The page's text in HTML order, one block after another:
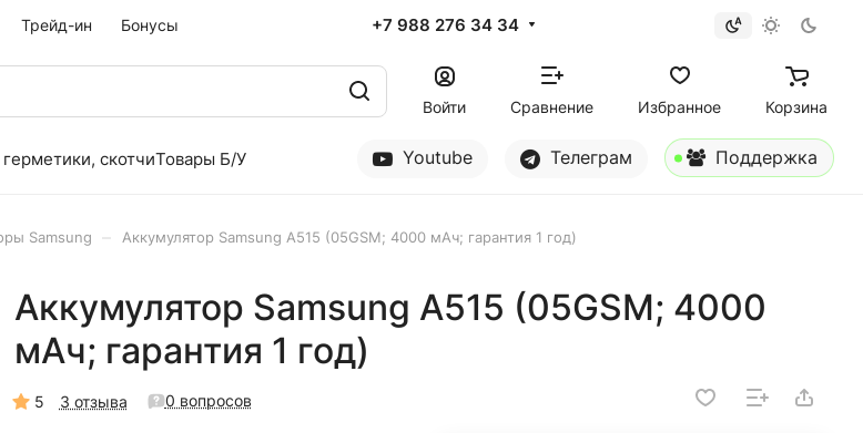
Трейд-ин Бонусы +7 988 276 34 34
Войти Сравнение Избранное Корзина
скотчиТовары Б/У Youtube Телеграм Поддержка
Samsung Аккумулятор Samsung A515 (05GSM; 4000 мАч; гарантия 1 год)
Аккумулятор Samsung A515 (05GSM; 4000
мАч; гарантия 1 год)
5 3 отзыва 0 вопросов